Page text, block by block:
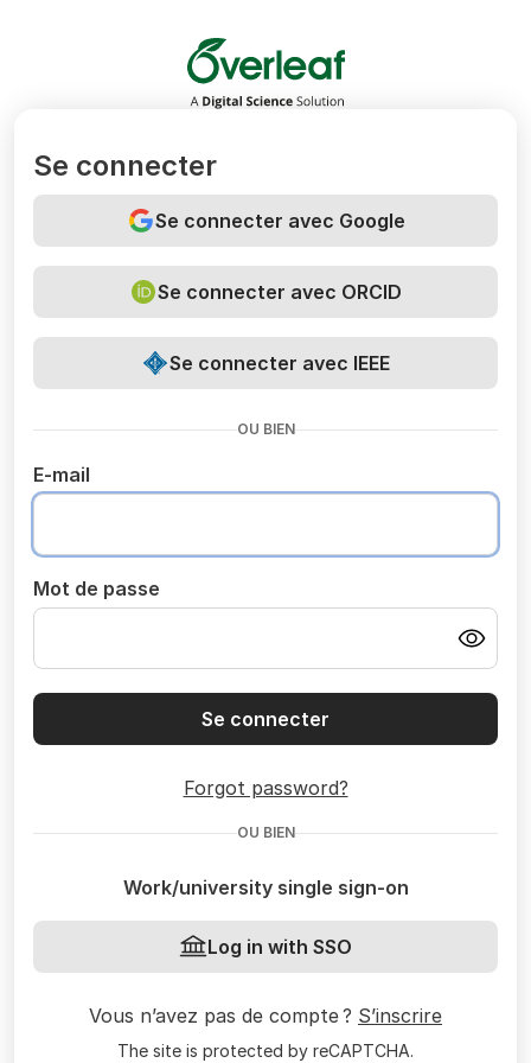
Overleaf
Se connecter
Se connecter avec Google
Se connecter avec ORCID
Se connecter avec IEEE
OU BIEN
E-mail
Mot de passe
Se connecter
Forgot password?
OU BIEN
Work/university single sign-on
Log in with SSO
Vous n’avez pas de compte ? S’inscrire
The site is protected by reCAPTCHA.